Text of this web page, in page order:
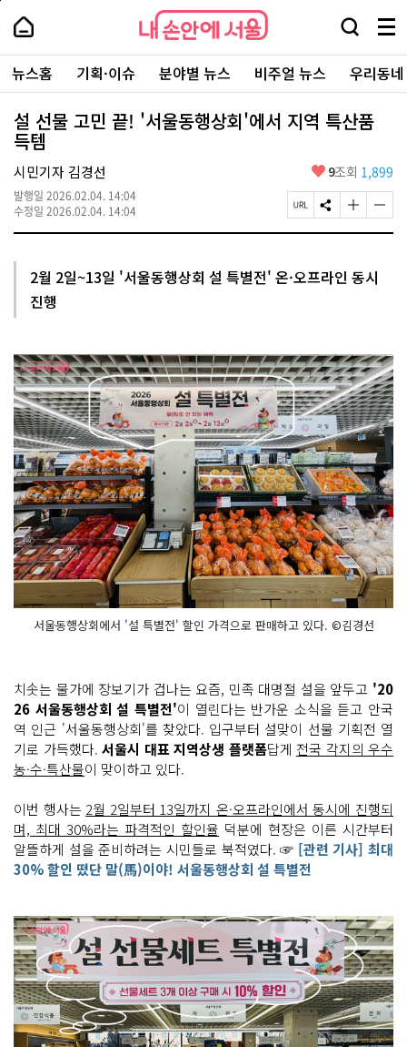
본
로
가
내
손
안
에
서
울
-
서
울
시
대
표
소
통
포
내
손
에
울
검
창
열
기
메
뉴
전
체
보
주
요
서
뉴스홈 기획·이슈 분야별 뉴스 비주얼 뉴스 우리동
설 선물 고민 끝! '서울동행상회'에서 지역 특산품
득템
시민기자 김경선
발행일 2026.02.04. 14:04
수정일 2026.02.04. 14:04
좋
요
9조회 1,899
페
이
R
L
S
N
유
하
글
자
크
게
기
글
자
기
2월 2일~13일 '서울동행상회 설 특별전' 온·오프라인 동시
진행
서울동행상회에서 '설 특별전' 할인 가격으로 판매하고 있다. ©김경선
치솟는 물가에 장보기가 겁나는 요즘, 민족 대명절 설을 앞두고 '20
26 서울동행상회 설 특별전'이 열린다는 반가운 소식을 듣고 안국
역 인근 '서울동행상회'를 찾았다. 입구부터 설맞이 선물 기획전 열
기로 가득했다. 서울시 대표 지역상생 플랫폼답게 전국 각지의 우수
농·수·특산물이 맞이하고 있다.
이번 행사는 2월 2일부터 13일까지 온·오프라인에서 동시에 진행되
며, 최대 30%라는 파격적인 할인율 덕분에 현장은 이른 시간부터
알뜰하게 설을 준비하려는 시민들로 북적였다. ☞ [관련 기사] 최대
30% 할인 떴단 말(馬)이야! 서울동행상회 설 특별전
페
상
단
로